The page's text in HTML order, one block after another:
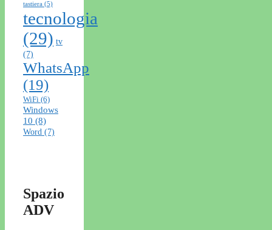
tastiera (5)
tecnologia
(29) tv
(7)
WhatsApp
(19)
WiFi (6)
Windows
10 (8)
Word (7)
Spazio
ADV